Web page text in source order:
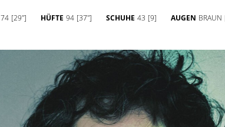
74 [29''] HÜFTE 94 [37''] SCHUHE 43 [9] AUGEN BRAUN